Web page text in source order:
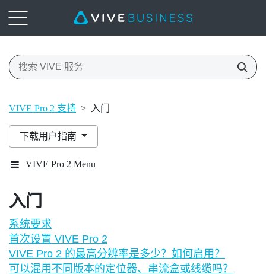
VIVE Pro 2 支持 > 入门
下载用户指南
VIVE Pro 2 Menu
入门
系统要求
首次设置 VIVE Pro 2
VIVE Pro 2 的最高分辨率是多少？如何启用？
可以混用不同版本的定位器、串流盒或线缆吗？